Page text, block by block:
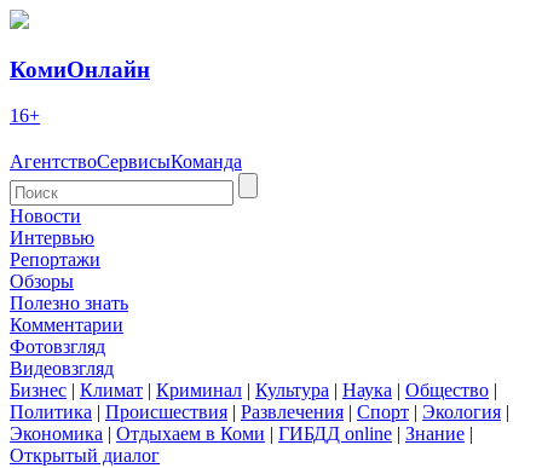
КомиОнлайн
16+
АгентствоСервисыКоманда
Новости
Интервью
Репортажи
Обзоры
Полезно знать
Комментарии
Фотовзгляд
Видеовзгляд
Бизнес | Климат | Криминал | Культура | Наука | Общество |
Политика | Происшествия | Развлечения | Спорт | Экология |
Экономика | Отдыхаем в Коми | ГИБДД online | Знание |
Открытый диалог